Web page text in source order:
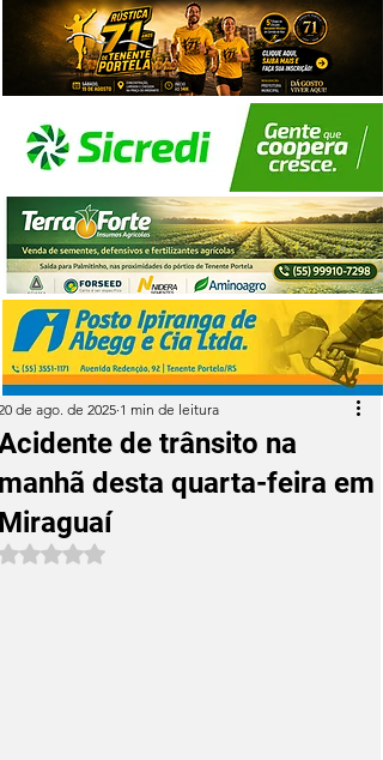
de trânsito na
desta quarta-feira em
de ago. de 2025 1 min de leitura
Avaliado com NaN de 5 estrelas.